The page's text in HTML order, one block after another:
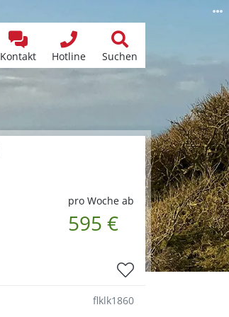
Kontakt Hotline Suchen
pro Woche ab
595 €
flklk1860